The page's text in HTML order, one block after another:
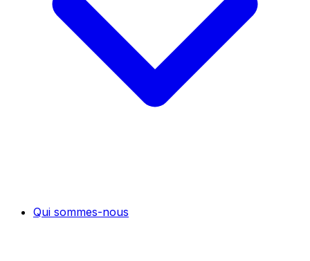
Qui sommes-nous